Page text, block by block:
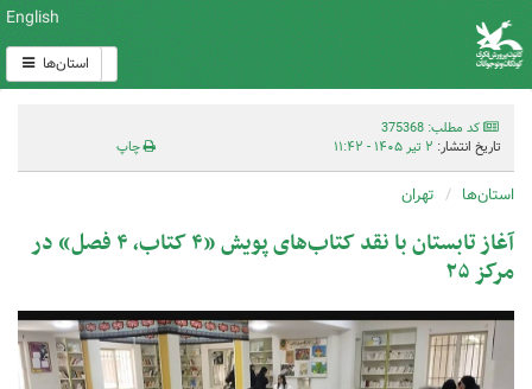
English
استان‌ها
کد مطلب: 375368
تاریخ انتشار: ۲ تیر ۱۴۰۵ - ۱۱:۴۲ چاپ
استان‌ها تهران
آغاز تابستان با نقد کتاب‌های پویش «۴ کتاب، ۴ فصل» در
مرکز ۲۵